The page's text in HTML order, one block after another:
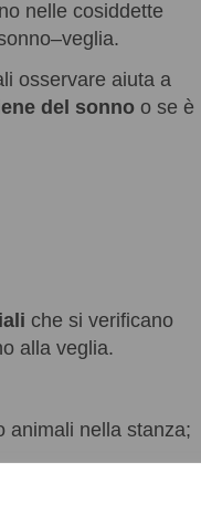
nelle cosiddette
osservare aiuta a
del sonno o se è
che si verificano
alla veglia.
animali nella stanza;
corpo;